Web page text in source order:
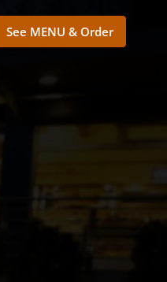
See MENU & Order